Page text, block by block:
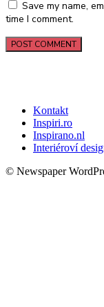
Save my name,
time I comment.
Kontakt
Inspiri.ro
Inspirano.nl
Interiéroví
© Newspaper